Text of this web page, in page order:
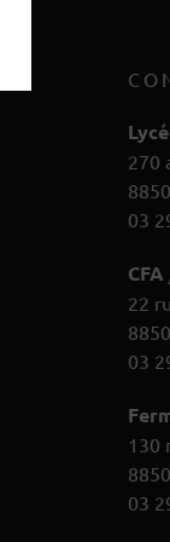
270
03
22
03
130
03